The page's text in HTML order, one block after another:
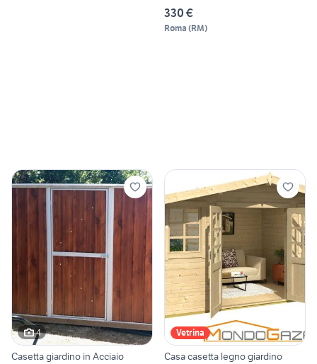
330 €
Roma (RM)
4
Casetta giardino in Acciaio
Vetrina
Casa casetta legno giardino